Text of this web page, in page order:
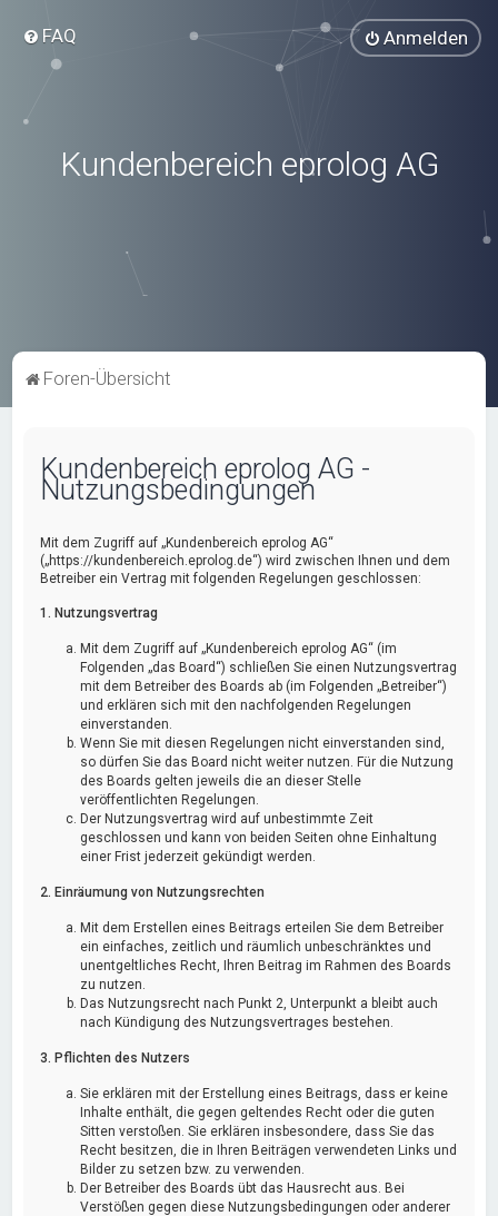
FAQ Anmelden
Kundenbereich eprolog AG
Foren-Übersicht
Kundenbereich eprolog AG -
Nutzungsbedingungen
Mit dem Zugriff auf „Kundenbereich eprolog AG“
(„https://kundenbereich.eprolog.de“) wird zwischen Ihnen und dem
Betreiber ein Vertrag mit folgenden Regelungen geschlossen:
1. Nutzungsvertrag
Mit dem Zugriff auf „Kundenbereich eprolog AG“ (im
Folgenden „das Board“) schließen Sie einen Nutzungsvertrag
mit dem Betreiber des Boards ab (im Folgenden „Betreiber“)
und erklären sich mit den nachfolgenden Regelungen
einverstanden.
Wenn Sie mit diesen Regelungen nicht einverstanden sind,
so dürfen Sie das Board nicht weiter nutzen. Für die Nutzung
des Boards gelten jeweils die an dieser Stelle
veröffentlichten Regelungen.
Der Nutzungsvertrag wird auf unbestimmte Zeit
geschlossen und kann von beiden Seiten ohne Einhaltung
einer Frist jederzeit gekündigt werden.
2. Einräumung von Nutzungsrechten
Mit dem Erstellen eines Beitrags erteilen Sie dem Betreiber
ein einfaches, zeitlich und räumlich unbeschränktes und
unentgeltliches Recht, Ihren Beitrag im Rahmen des Boards
zu nutzen.
Das Nutzungsrecht nach Punkt 2, Unterpunkt a bleibt auch
nach Kündigung des Nutzungsvertrages bestehen.
3. Pflichten des Nutzers
Sie erklären mit der Erstellung eines Beitrags, dass er keine
Inhalte enthält, die gegen geltendes Recht oder die guten
Sitten verstoßen. Sie erklären insbesondere, dass Sie das
Recht besitzen, die in Ihren Beiträgen verwendeten Links und
Bilder zu setzen bzw. zu verwenden.
Der Betreiber des Boards übt das Hausrecht aus. Bei
Verstößen gegen diese Nutzungsbedingungen oder anderer